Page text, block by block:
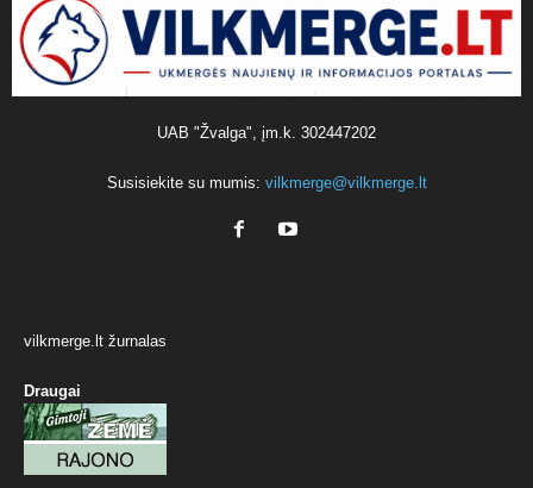
UAB "Žvalga", įm.k. 302447202
Susisiekite su mumis: vilkmerge@vilkmerge.lt
vilkmerge.lt žurnalas
Draugai